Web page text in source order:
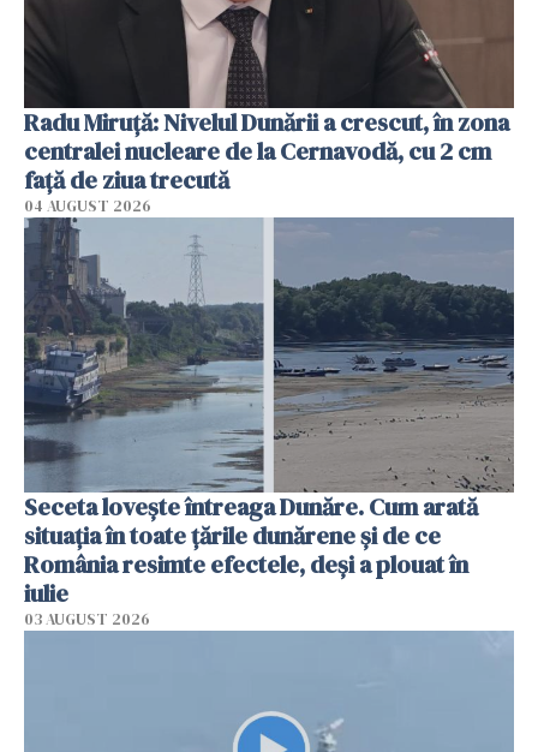
Radu Miruţă: Nivelul Dunării a crescut, în zona
centralei nucleare de la Cernavodă, cu 2 cm
faţă de ziua trecută
04 AUGUST 2026
Seceta lovește întreaga Dunăre. Cum arată
situația în toate țările dunărene și de ce
România resimte efectele, deși a plouat în
iulie
03 AUGUST 2026